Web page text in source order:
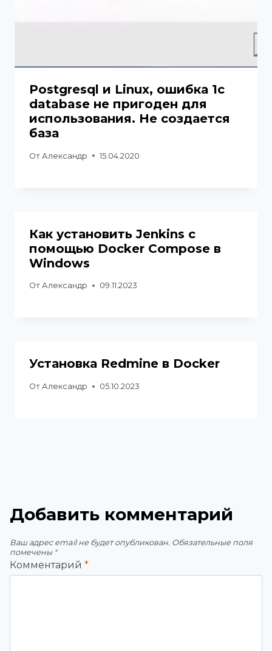
Postgresql и Linux, ошибка 1с
database не пригоден для
использования. Не создается
база
От Александр 15.04.2020
Как установить Jenkins с
помощью Docker Compose в
Windows
От Александр 09.11.2023
Установка Redmine в Docker
От Александр 05.10.2023
Добавить комментарий
Ваш адрес email не будет опубликован. Обязательные поля
помечены *
Комментарий *